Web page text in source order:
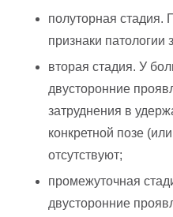
полуторная стадия.
признаки патологии
вторая стадия. У
двусторонние
затруднения в
конкретной позе
отсутствуют;
промежуточная
двусторонние